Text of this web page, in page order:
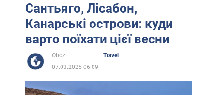
Сантьяго, Лісабон,
Канарські острови: куди
варто поїхати цієї весни
Oboz
Travel
07.03.2025 06:09